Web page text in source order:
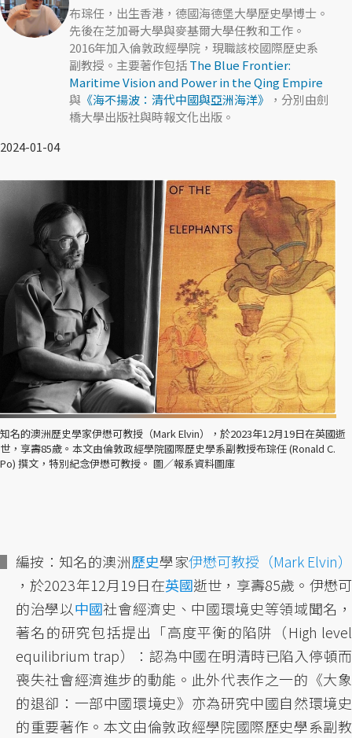
布琮任，出生香港，德國海德堡大學歷史學博士。
先後在芝加哥大學與麥基爾大學任教和工作。
2016年加入倫敦政經學院，現職該校國際歷史系
副教授。主要著作包括The Blue Frontier:
Maritime Vision and Power in the Qing Empire
與 《海不揚波：清代中國與亞洲海洋》
，分別由劍
橋大學出版社與時報文化出版。
2024-01-04
知名的澳洲歷史學家伊懋可教授（Mark Elvin），於2023年12月19日在英國逝
世，享壽85歲。本文由倫敦政經學院國際歷史學系副教授布琮任 (Ronald C.
Po) 撰文，特別紀念伊懋可教授。 圖／報系資料圖庫
編按：知名的澳洲歷史學家伊懋可教授（Mark Elvin）
，於2023年12月19日在英國逝世，享壽85歲。伊懋可
的治學以中國社會經濟史、中國環境史等領域聞名，
著名的研究包括提出「高度平衡的陷阱（High level
equilibrium trap）：認為中國在明清時已陷入停頓而
喪失社會經濟進步的動能。此外代表作之一的《大象
的退卻：一部中國環境史》亦為研究中國自然環境史
的重要著作。本文由倫敦政經學院國際歷史學系副教